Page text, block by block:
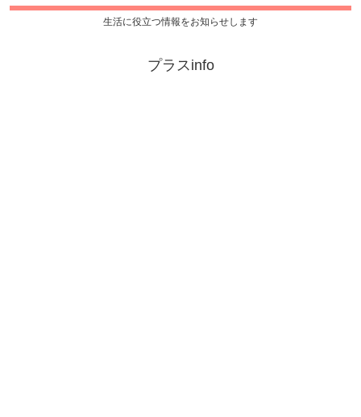
生活に役立つ情報をお知らせします
プラスinfo